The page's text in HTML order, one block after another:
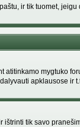
ir tik tuomet,
mygtuko
apklausose ir
tik savo